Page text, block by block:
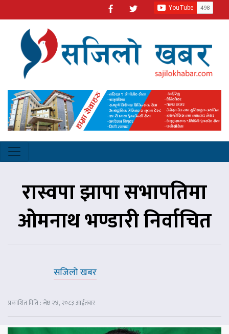
रास्वपा झापा सभापतिमा
ओमनाथ भण्डारी निर्वाचित
सजिलो खबर
प्रकाशित मिति : जेष्ठ २४, २०८३ आईतबार